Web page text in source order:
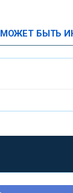
ПЕТЕРБУРГ»
МОЖЕТ БЫТЬ